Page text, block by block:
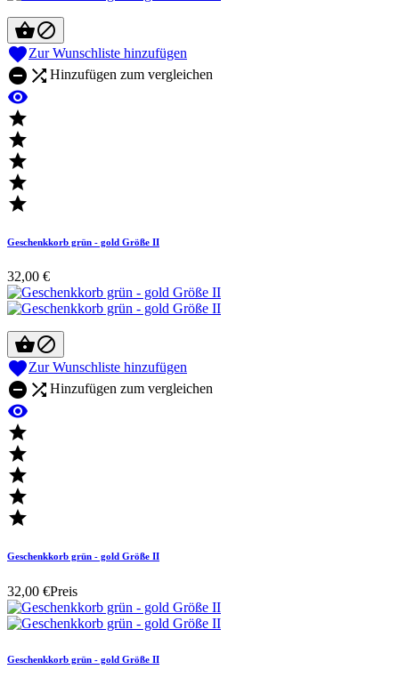

Zur Wunschliste hinzufügen
  Hinzufügen zum vergleichen






Geschenkkorb grün - gold Größe II
32,00 €

Zur Wunschliste hinzufügen
  Hinzufügen zum vergleichen






Geschenkkorb grün - gold Größe II
32,00 €Preis
Geschenkkorb grün - gold Größe II